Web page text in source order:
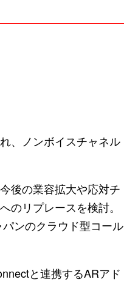
、ノンボイスチャネル
後の業容拡大や応対チ
のリプレースを検討。
ンのクラウド型コール
と連携するARアド